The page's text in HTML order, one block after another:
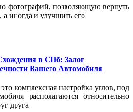
фотографий, позволяющую вернуть
иногда и улучшить его
в СПб: Залог
Вашего Автомобиля
комплексная настройка углов, под
располагаются относительно
друга